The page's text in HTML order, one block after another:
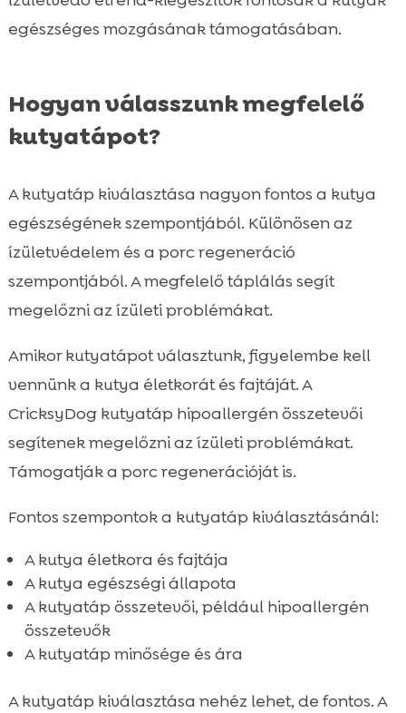
egészséges mozgásának támogatásában.
Hogyan válasszunk megfelelő
kutyatápot?
A kutyatáp kiválasztása nagyon fontos a kutya
egészségének szempontjából. Különösen az
ízületvédelem és a porc regeneráció
szempontjából. A megfelelő táplálás segít
megelőzni az ízületi problémákat.
Amikor kutyatápot választunk, figyelembe kell
vennünk a kutya életkorát és fajtáját. A
CricksyDog kutyatáp hipoallergén összetevői
segítenek megelőzni az ízületi problémákat.
Támogatják a porc regenerációját is.
Fontos szempontok a kutyatáp kiválasztásánál:
A kutya életkora és fajtája
A kutya egészségi állapota
A kutyatáp összetevői, például hipoallergén
összetevők
A kutyatáp minősége és ára
A kutyatáp kiválasztása nehéz lehet, de fontos. A